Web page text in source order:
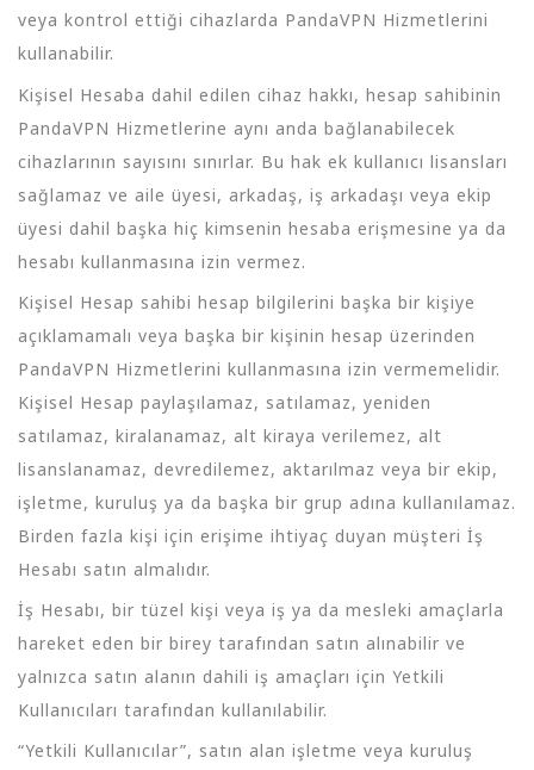
veya kontrol ettiği cihazlarda PandaVPN Hizmetlerini
kullanabilir.
Kişisel Hesaba dahil edilen cihaz hakkı, hesap sahibinin
PandaVPN Hizmetlerine aynı anda bağlanabilecek
cihazlarının sayısını sınırlar. Bu hak ek kullanıcı lisansları
sağlamaz ve aile üyesi, arkadaş, iş arkadaşı veya ekip
üyesi dahil başka hiç kimsenin hesaba erişmesine ya da
hesabı kullanmasına izin vermez.
Kişisel Hesap sahibi hesap bilgilerini başka bir kişiye
açıklamamalı veya başka bir kişinin hesap üzerinden
PandaVPN Hizmetlerini kullanmasına izin vermemelidir.
Kişisel Hesap paylaşılamaz, satılamaz, yeniden
satılamaz, kiralanamaz, alt kiraya verilemez, alt
lisanslanamaz, devredilemez, aktarılmaz veya bir ekip,
işletme, kuruluş ya da başka bir grup adına kullanılamaz.
Birden fazla kişi için erişime ihtiyaç duyan müşteri İş
Hesabı satın almalıdır.
İş Hesabı, bir tüzel kişi veya iş ya da mesleki amaçlarla
hareket eden bir birey tarafından satın alınabilir ve
yalnızca satın alanın dahili iş amaçları için Yetkili
Kullanıcıları tarafından kullanılabilir.
“Yetkili Kullanıcılar”, satın alan işletme veya kuruluş